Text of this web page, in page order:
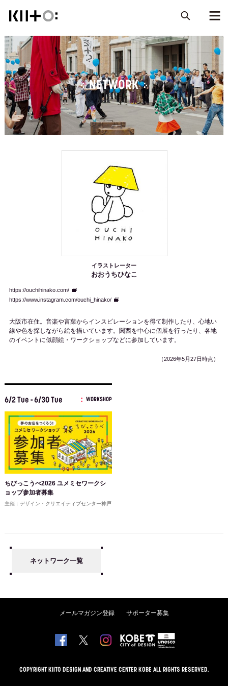
NETWORK
イラストレーター
おおうちひなこ
https://ouchihinako.com/
https://www.instagram.com/ouchi_hinako/
大阪市在住。音楽や言葉からインスピレーションを得て制作したり、心地い
線や色を探しながら絵を描いています。関西を中心に個展を行ったり、各地
のイベントに似顔絵・ワークショップなどに参加しています。
（2026年5月27日時点）
6/2 Tue - 6/30 Tue WORKSHOP
ちびっこうべ2026 ユメミセワークシ
ョップ参加者募集
主催：デザイン・クリエイティブセンター神戸
ネットワーク一覧
メールマガジン登録 サポーター募集
COPYRIGHT KIITO DESIGN AND CREATIVE CENTER KOBE ALL RIGHTS RESERVED.